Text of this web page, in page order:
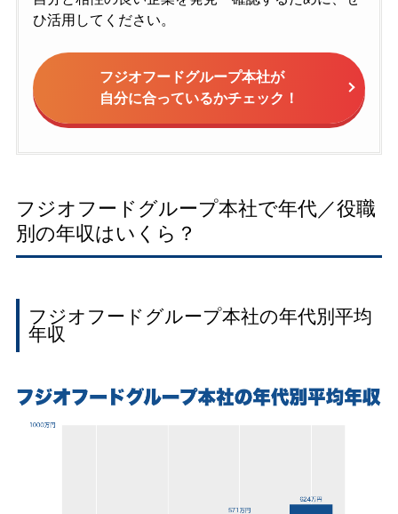
ひ活用してください。
フジオフードグループ本社が
自分に合っているかチェック！
フジオフードグループ本社で年代／役職
別の年収はいくら？
フジオフードグループ本社の年代別平均
年収